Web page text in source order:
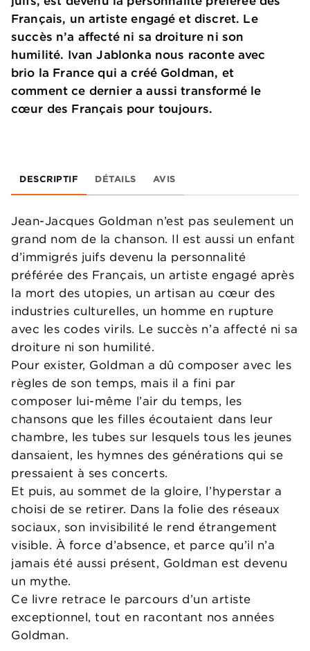
Français, un artiste engagé et discret. Le
succès n’a affecté ni sa droiture ni son
humilité. Ivan Jablonka nous raconte avec
brio la France qui a créé Goldman, et
comment ce dernier a aussi transformé le
cœur des Français pour toujours.
DESCRIPTIF DÉTAILS AVIS
Jean-Jacques Goldman n’est pas seulement un
grand nom de la chanson. Il est aussi un enfant
d’immigrés juifs devenu la personnalité
préférée des Français, un artiste engagé après
la mort des utopies, un artisan au cœur des
industries culturelles, un homme en rupture
avec les codes virils. Le succès n’a affecté ni sa
droiture ni son humilité.
Pour exister, Goldman a dû composer avec les
règles de son temps, mais il a fini par
composer lui-même l’air du temps, les
chansons que les filles écoutaient dans leur
chambre, les tubes sur lesquels tous les jeunes
dansaient, les hymnes des générations qui se
pressaient à ses concerts.
Et puis, au sommet de la gloire, l’hyperstar a
choisi de se retirer. Dans la folie des réseaux
sociaux, son invisibilité le rend étrangement
visible. À force d’absence, et parce qu’il n’a
jamais été aussi présent, Goldman est devenu
un mythe.
Ce livre retrace le parcours d’un artiste
exceptionnel, tout en racontant nos années
Goldman.